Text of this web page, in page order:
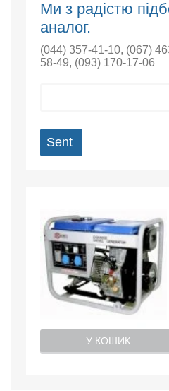
Ми з радістю
аналог.
(044) 357-41-10, (067)
58-49, (093) 170-17-06
Sent
У КОШИК